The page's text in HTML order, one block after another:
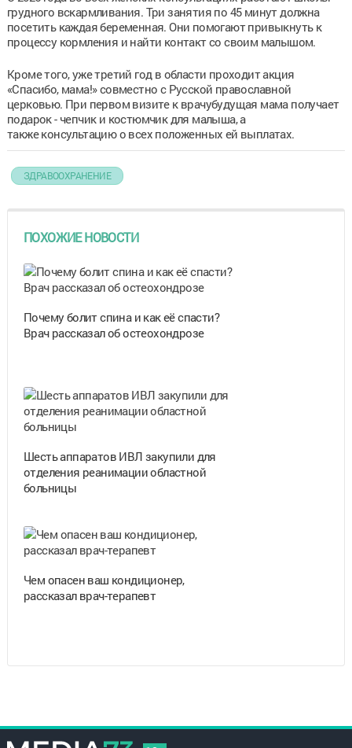
грудного вскармливания. Три занятия по 45 минут должна
посетить каждая беременная. Они помогают привыкнуть к
процессу кормления и найти контакт со своим малышом.
Кроме того, уже третий год в области проходит акция
«Спасибо, мама!» совместно с Русской православной
церковью. При первом визите к врачубудущая мама получает
подарок - чепчик и костюмчик для малыша, а
также консультацию о всех положенных ей выплатах.
ЗДРАВООХРАНЕНИЕ
ПОХОЖИЕ НОВОСТИ
Почему болит спина и как её спасти?
Врач рассказал об остеохондрозе
Шесть аппаратов ИВЛ закупили для
отделения реанимации областной
больницы
Чем опасен ваш кондиционер,
рассказал врач-терапевт